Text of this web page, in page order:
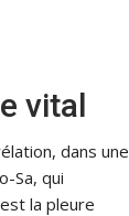
vital
dans une
Sa, qui
la pleure